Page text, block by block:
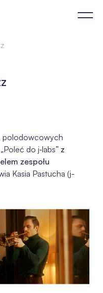
specialists
polodowcowych
do j‑labs” z
zespołu
Kasia Pastucha (j-